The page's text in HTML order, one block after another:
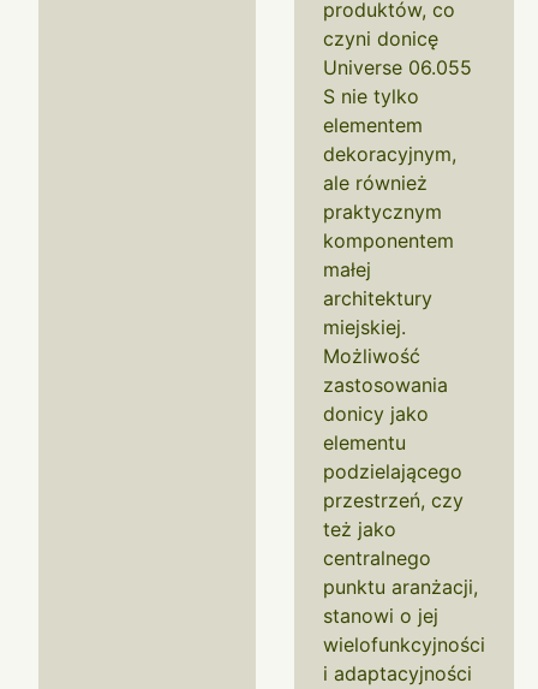
produktów, co
czyni donicę
Universe 06.055
S nie tylko
elementem
dekoracyjnym,
ale również
praktycznym
komponentem
małej
architektury
miejskiej.
Możliwość
zastosowania
donicy jako
elementu
podzielającego
przestrzeń, czy
też jako
centralnego
punktu aranżacji,
stanowi o jej
wielofunkcyjności
i adaptacyjności